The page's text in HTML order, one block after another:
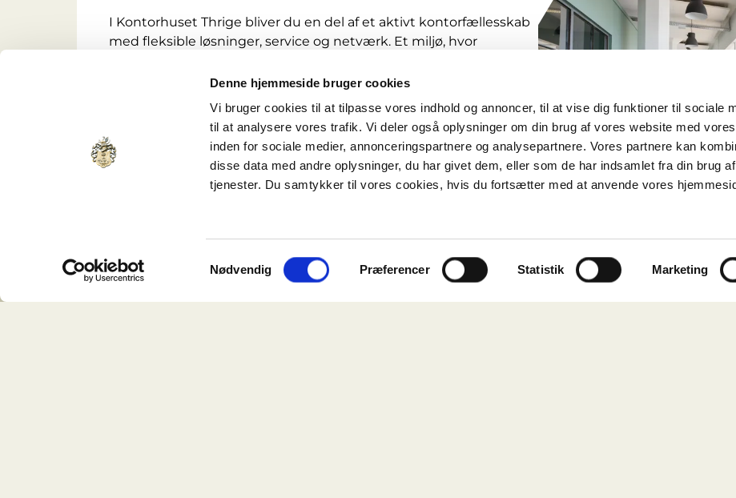
Denne hjemmeside bruger cookies
Vi bruger cookies til at tilpasse vores indhold og annoncer, til at vise dig funktioner til sociale
til at analysere vores trafik. Vi deler også oplysninger om din brug af vores website med
inden for sociale medier, annonceringspartnere og analysepartnere. Vores partnere kan
disse data med andre oplysninger, du har givet dem, eller som de har indsamlet fra din brug
tjenester. Du samtykker til vores cookies, hvis du fortsætter med at anvende vores
Samtykkevalg
Nødvendig Præferencer Statistik Marketing
I Kontorhuset Thrige bliver du en del af et aktivt kontorfællesskab
med fleksible løsninger, service og netværk. Et miljø, hvor
Læs mere om Kontorhuset Thrige